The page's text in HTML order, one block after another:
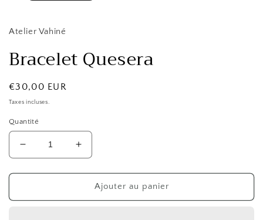
Atelier Vahiné
Bracelet Quesera
Prix
habituel
€30,00 EUR
Taxes incluses.
Quantité
Réduire
la
quantité
Bracelet
Augmenter
la
quantité
Bracelet
Ajouter au panier